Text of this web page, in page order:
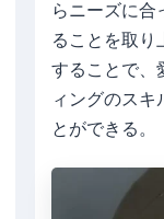
らニーズに合
ることを取り
することで、
ィングのスキ
とができる。